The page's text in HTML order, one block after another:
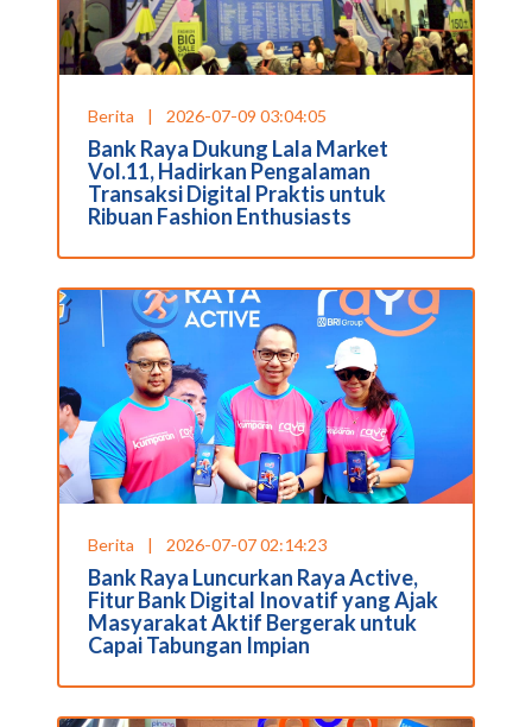
Berita | 2026-07-09 03:04:05
Bank Raya Dukung Lala Market
Vol.11, Hadirkan Pengalaman
Transaksi Digital Praktis untuk
Ribuan Fashion Enthusiasts
Berita | 2026-07-07 02:14:23
Bank Raya Luncurkan Raya Active,
Fitur Bank Digital Inovatif yang Ajak
Masyarakat Aktif Bergerak untuk
Capai Tabungan Impian